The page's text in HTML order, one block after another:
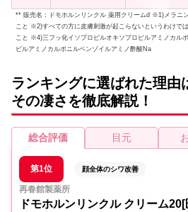
** 販売名：ドモホルンリンクル 薬用クリームd ※1)メラニ
こと ※2)すべての方に皮膚刺激が起こらないというわけで
こと ※4)三フッ化イソプロピルオキソプロピルアミノカル
ピルアミノカルボニルベンゾイルアミノ酢酸Na
ランキングに選ばれた理由
その凄さを徹底解説！
総合評価 目元
第1位 顔全体のシワ改善
再春館製薬所
ドモホルンリンクル クリーム